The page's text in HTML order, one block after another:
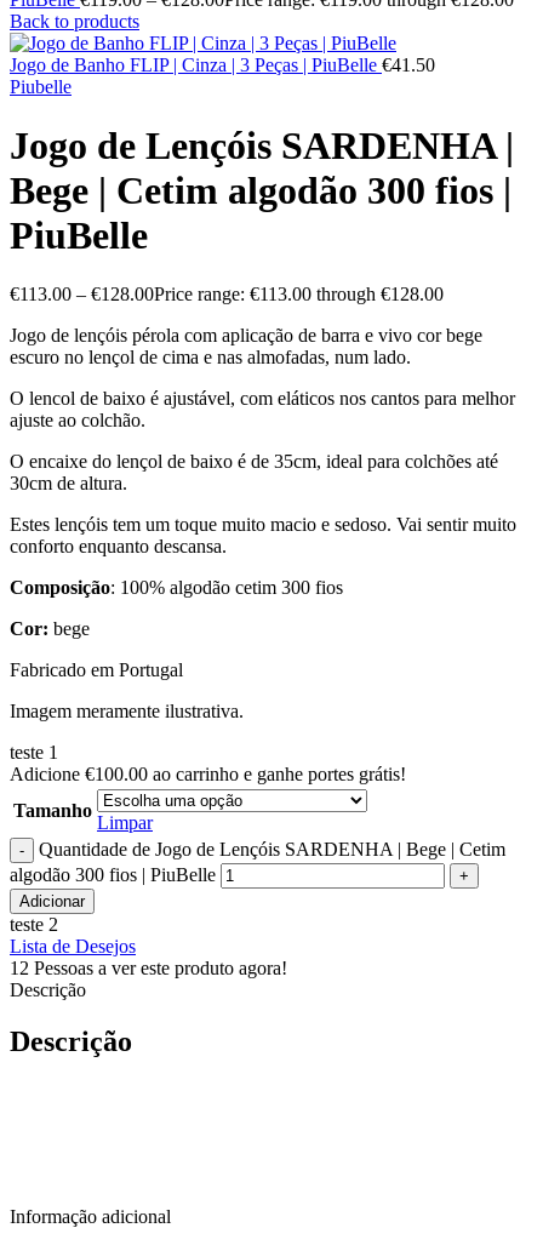
Back to products
Jogo de Banho FLIP | Cinza | 3 Peças | PiuBelle €41.50
Piubelle
Jogo de Lençóis SARDENHA |
Bege | Cetim algodão 300 fios |
PiuBelle
€113.00 – €128.00Price range: €113.00 through €128.00
Jogo de lençóis pérola com aplicação de barra e vivo cor bege
escuro no lençol de cima e nas almofadas, num lado.
O lencol de baixo é ajustável, com eláticos nos cantos para melhor
ajuste ao colchão.
O encaixe do lençol de baixo é de 35cm, ideal para colchões até
30cm de altura.
Estes lençóis tem um toque muito macio e sedoso. Vai sentir muito
conforto enquanto descansa.
Composição: 100% algodão cetim 300 fios
Cor: bege
Fabricado em Portugal
Imagem meramente ilustrativa.
teste 1
Adicione €100.00 ao carrinho e ganhe portes grátis!
Tamanho
Limpar
Quantidade de Jogo de Lençóis SARDENHA | Bege | Cetim
algodão 300 fios | PiuBelle
Adicionar
teste 2
Lista de Desejos
12 Pessoas a ver este produto agora!
Descrição
Descrição
Informação adicional